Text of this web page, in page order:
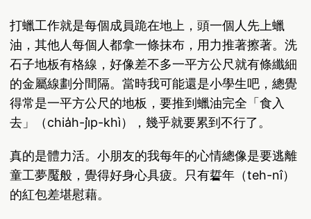
打蠟工作就是每個成員跪在地上，頭一個人先上蠟
油，其他人每個人都拿一條抹布，用力推著擦著。洗
石子地板有格線，好像差不多一平方公尺就有條纖細
的金屬線劃分間隔。當時我可能還是小學生吧，總覺
得常是一平方公尺的地板，要推到蠟油完全「食入
去」（chia̍h-ji̍p-khì），幾乎就要累到不行了。
真的是體力活。小朋友的我每年的心情總像是要逃離
童工夢魘般，覺得好身心具疲。只有硩年（teh-nî）
的紅包差堪慰藉。